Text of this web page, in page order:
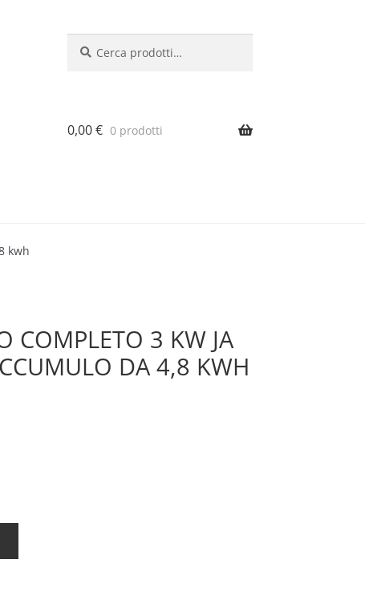
0,00€ 0 prodotti
kwh
COMPLETO 3 KW JA
DA 4,8 KWH